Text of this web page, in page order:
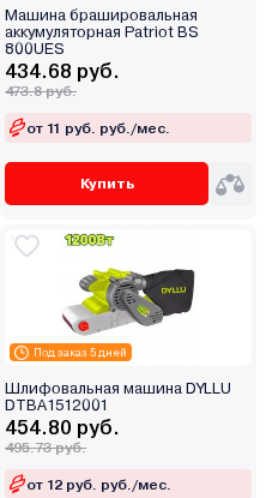
Машина брашировальная
аккумуляторная Patriot BS
800UES
434.68 руб.
473.8 руб.
от 11 руб. руб./мес.
Купить
Под заказ 5 дней
Шлифовальная машина DYLLU
DTBA1512001
454.80 руб.
495.73 руб.
от 12 руб. руб./мес.